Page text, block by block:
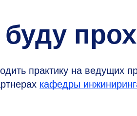
практику на ведущих
кафедры